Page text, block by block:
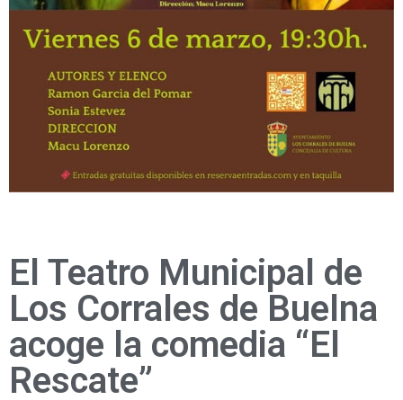
El Teatro Municipal de
Los Corrales de Buelna
acoge la comedia “El
Rescate”